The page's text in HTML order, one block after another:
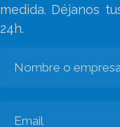
medida. Déjanos
24h.